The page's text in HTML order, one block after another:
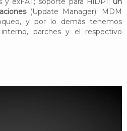
(Update Manager); MDM
y por lo demás tenemos
parches y el respectivo